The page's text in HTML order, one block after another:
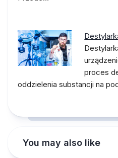
proces
oddzielenia substancji na
You may also like